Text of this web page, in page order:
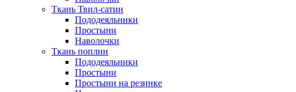
Ткань Твил-сатин
Пододеяльники
Простыни
Наволочки
Ткань поплин
Пододеяльники
Простыни
Простыни на резинке